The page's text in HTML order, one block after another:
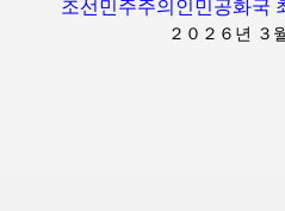
조선민주주의인민공화국
２０２６년 ３